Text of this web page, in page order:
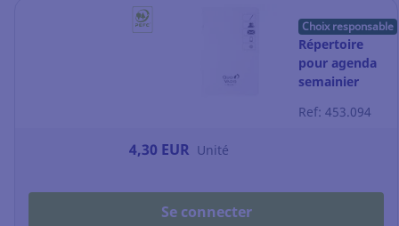
Choix responsable
Répertoire
pour agenda
semainier
Président - 21
Ref: 453.094
4,30 EUR Unité
Se connecter